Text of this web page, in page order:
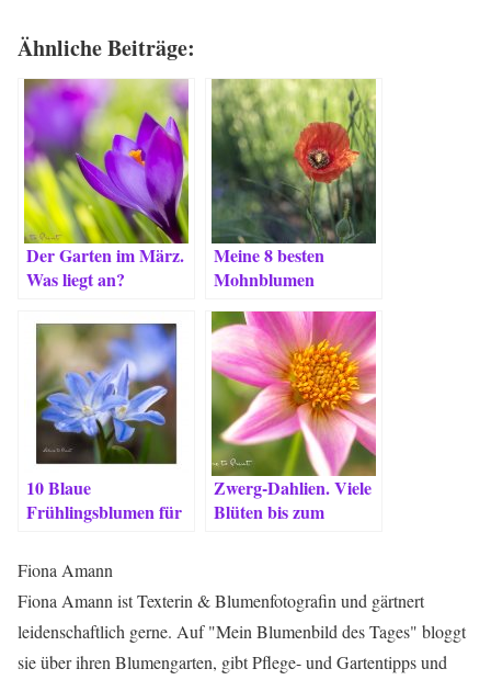
Ähnliche Beiträge:
Der Garten im März.
Was liegt an?
Meine 8 besten
Mohnblumen
10 Blaue
Frühlingsblumen für
& Liebhaber
Zwerg-Dahlien. Viele
Blüten bis zum
Fiona Amann
Fiona Amann ist Texterin & Blumenfotografin und gärtnert
leidenschaftlich gerne. Auf "Mein Blumenbild des Tages" bloggt
sie über ihren Blumengarten, gibt Pflege- und Gartentipps und